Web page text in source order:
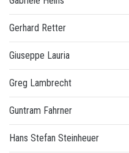
Gerhard Retter
Giuseppe Lauria
Greg Lambrecht
Guntram Fahrner
Hans Stefan Steinheuer